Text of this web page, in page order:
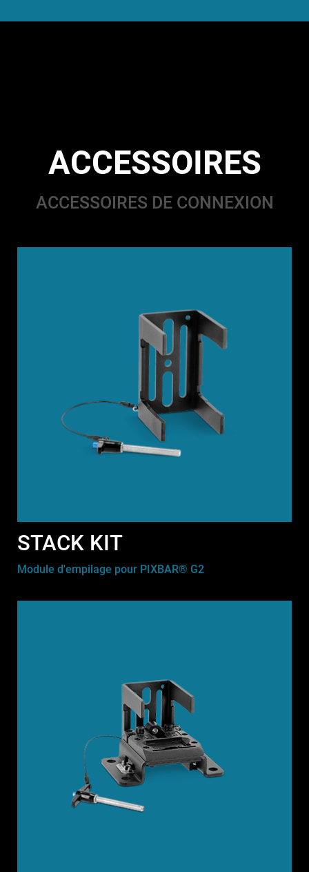
ACCESSOIRES
ACCESSOIRES DE CONNEXION
STACK KIT
Module d'empilage pour PIXBAR® G2